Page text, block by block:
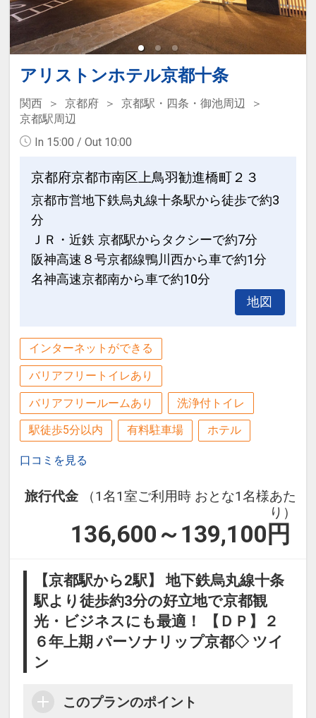
アリストンホテル京都十条
関西 京都府
京都駅・四条・御池周辺
京都駅周辺
In 15:00 / Out 10:00
京都府京都市南区上鳥羽勧進橋町２３
京都市営地下鉄烏丸線十条駅から徒歩で約3
分
ＪＲ・近鉄 京都駅からタクシーで約7分
阪神高速８号京都線鴨川西から車で約1分
名神高速京都南から車で約10分
地図
インターネットができる
バリアフリートイレあり
バリアフリールームあり 洗浄付トイレ
駅徒歩5分以内 有料駐車場 ホテル
口コミを見る
旅行代金
（1名1室ご利用時 おとな1名様あた
り）
136,600～139,100 円
【京都駅から2駅】 地下鉄烏丸線十条
駅より徒歩約3分の好立地で京都観
光・ビジネスにも最適！ 【ＤＰ】２
６年上期 パーソナリップ京都◇ ツイ
ン
このプランのポイント